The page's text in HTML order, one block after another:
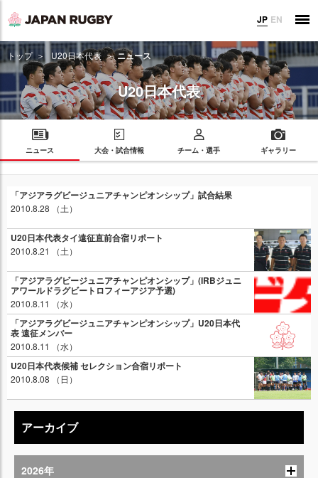
JP EN
トップ U20日本代表 ニュース
U20日本代表
ニュース 大会・試合情報 チーム・選手 ギャラリー
「アジアラグビージュニアチャンピオンシップ」試合結果
2010.8.28 （土）
U20日本代表タイ遠征直前合宿リポート
2010.8.21 （土）
「アジアラグビージュニアチャンピオンシップ」(IRBジュニ
アワールドラグビートロフィーアジア予選)
2010.8.11 （水）
「アジアラグビージュニアチャンピオンシップ」U20日本代
表 遠征メンバー
2010.8.11 （水）
U20日本代表候補 セレクション合宿リポート
2010.8.08 （日）
アーカイブ
2026年